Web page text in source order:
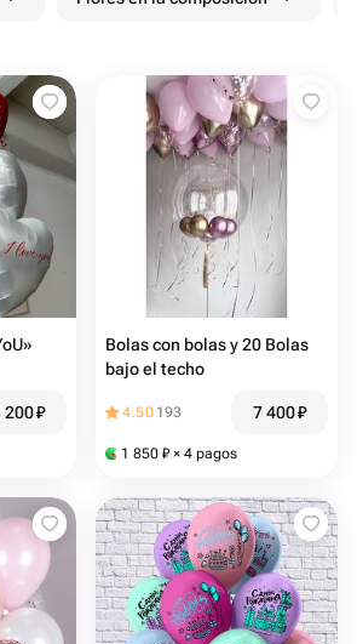
200₽
Bolas con bolas y 20 Bolas
bajo el techo
4.50 193 7 400₽
1 850 ₽ × 4 pagos